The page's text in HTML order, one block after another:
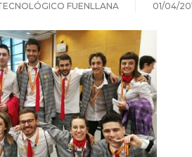
FUENLLANA
01/04/